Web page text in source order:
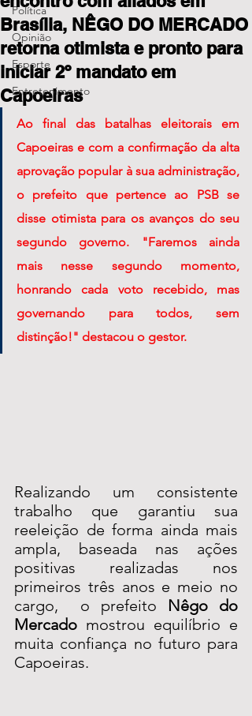
Política
Opinião
Esporte
Entretenimento
Brasília, NÊGO DO MERCADO
retorna otimista e pronto para
iniciar 2º mandato em
Capoeiras
Ao final das batalhas eleitorais em
Capoeiras e com a confirmação da alta
aprovação popular à sua administração,
o prefeito que pertence ao PSB se
disse otimista para os avanços do seu
segundo governo. "Faremos ainda
mais nesse segundo momento,
honrando cada voto recebido, mas
governando para todos, sem
distinção!" destacou o gestor.
Realizando um consistente
trabalho que garantiu sua
reeleição de forma ainda mais
ampla, baseada nas ações
positivas realizadas nos
primeiros três anos e meio no
cargo,  o prefeito Nêgo do
Mercado mostrou equilíbrio e
muita confiança no futuro para
Capoeiras.